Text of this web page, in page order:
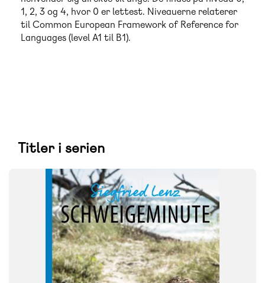
1, 2, 3 og 4, hvor 0 er lettest. Niveauerne relaterer
til Common European Framework of Reference for
Languages (level A1 til B1).
Titler i serien
FORMAT
Flergangsbog
9788723572295